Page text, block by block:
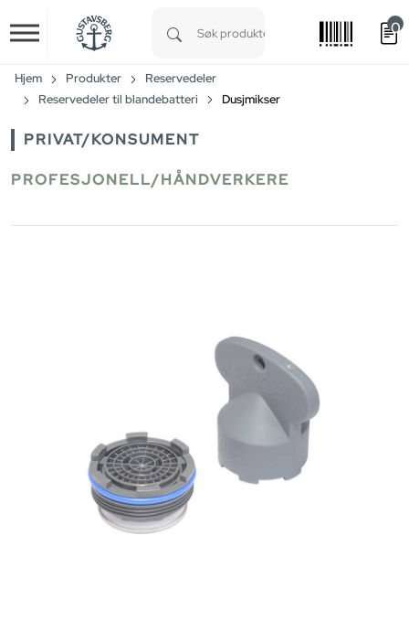
Skip to main content
0
Hjem Produkter
Reservedeler
Reservedeler til blandebatteri
Dusjmikser
PRIVAT/KONSUMENT
PROFESJONELL/HÅNDVERKERE